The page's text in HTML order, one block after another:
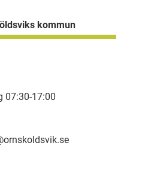
kommun
07:30-17:00